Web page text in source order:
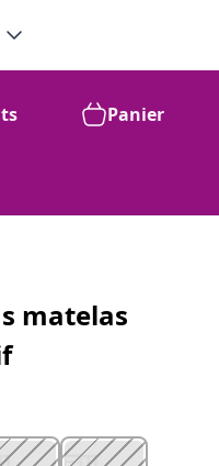
Panier
matelas